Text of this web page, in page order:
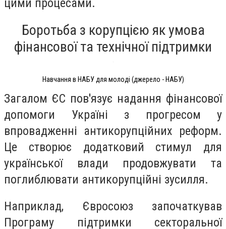
Боротьба з корупцією як умова
фінансової та технічної підтримки
Навчання в НАБУ для молоді (джерело - НАБУ)
Загалом ЄС пов'язує надання фінансової
допомоги Україні з прогресом у
впровадженні антикорупційних реформ.
Це створює додатковий стимул для
української влади продовжувати та
поглиблювати антикорупційні зусилля.
Наприклад, Євросоюз започаткував
Програму підтримки секторальної